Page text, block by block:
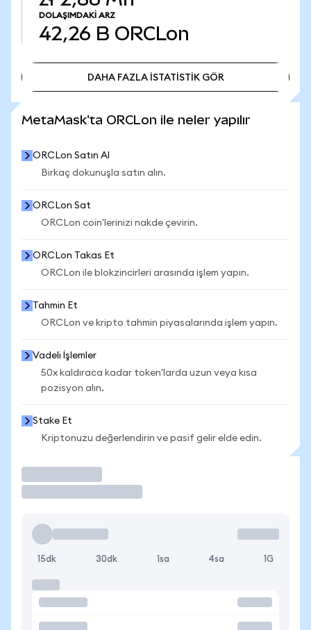
DOLAŞIMDAKI ARZ
42,26 B ORCLon
DAHA FAZLA İSTATİSTİK GÖR
MetaMask'ta ORCLon ile neler yapılır
ORCLon Satın Al
Birkaç dokunuşla satın alın.
ORCLon Sat
ORCLon coin'lerinizi nakde çevirin.
ORCLon Takas Et
ORCLon ile blokzincirleri arasında işlem yapın.
Tahmin Et
ORCLon ve kripto tahmin piyasalarında işlem yapın.
Vadeli İşlemler
50x kaldıraca kadar token'larda uzun veya kısa
pozisyon alın.
Stake Et
Kriptonuzu değerlendirin ve pasif gelir elde edin.
15dk 30dk 1sa 4sa 1G